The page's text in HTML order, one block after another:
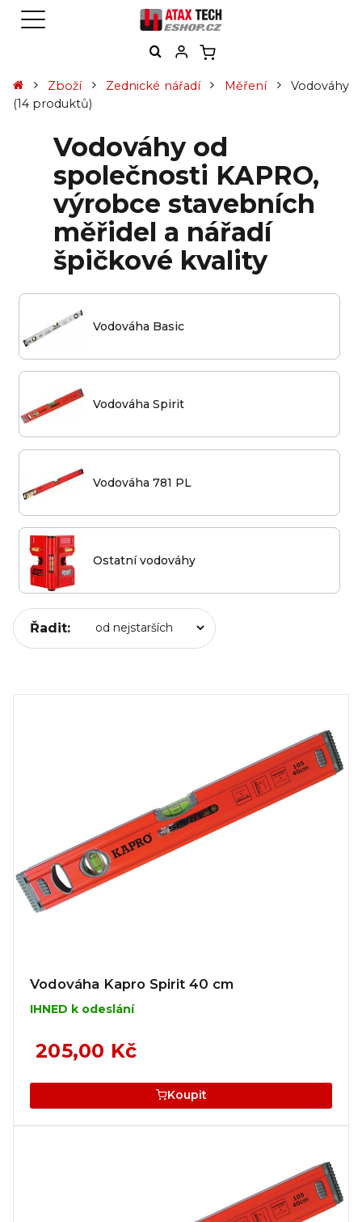
Zboží Zednické nářadí Měření
Vodováhy
(14 produktů)
Vodováhy od
společnosti KAPRO,
výrobce stavebních
měřidel a nářadí
špičkové kvality
Vodováha Basic
Vodováha Spirit
Vodováha 781 PL
Ostatní vodováhy
Řadit:
Vodováha Kapro Spirit 40 cm
IHNED k odeslání
205,00 Kč
Koupit